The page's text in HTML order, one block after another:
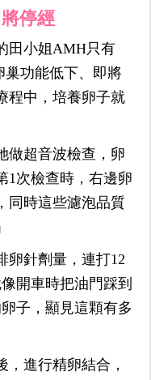
停經
田小姐AMH只有
巢功能低下、即將
程中，培養卵子就
做超音波檢查，卵
1次檢查時，右邊卵
同時這些濾泡品質
卵針劑量，連打12
開車時把油門踩到
子，顯見這顆有多
，進行精卵結合，